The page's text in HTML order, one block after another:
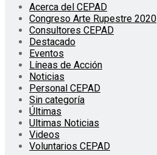
Acerca del CEPAD
Congreso Arte Rupestre 2020
Consultores CEPAD
Destacado
Eventos
Líneas de Acción
Noticias
Personal CEPAD
Sin categoría
Últimas
Ultimas Noticias
Videos
Voluntarios CEPAD